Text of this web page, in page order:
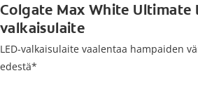
Colgate Max White Ultimate
valkaisulaite
LED-valkaisulaite vaalentaa hampaiden
edestä*